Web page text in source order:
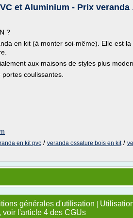
et Aluminium - Prix veranda
?
en kit (à monter soi-même). Elle est
aux maisons de styles plus
coulissantes.
en kit pvc / veranda ossature bois en kit/
générales d'utilisation |
voir l'article 4 des CGUs